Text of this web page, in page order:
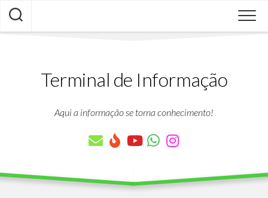
Skip
content
Terminal de Informação
Aqui a informação se torna conhecimento!